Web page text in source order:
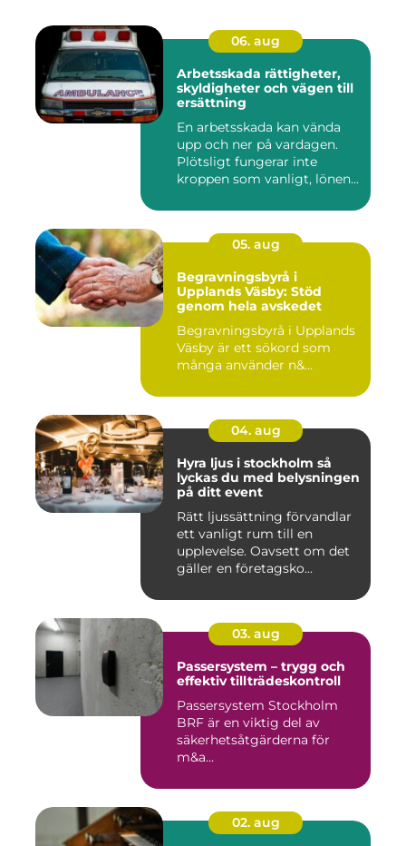
06. aug
Arbetsskada rättigheter,
skyldigheter och vägen till
ersättning
En arbetsskada kan vända
upp och ner på vardagen.
Plötsligt fungerar inte
kroppen som vanligt, lönen...
05. aug
Begravningsbyrå i
Upplands Väsby: Stöd
genom hela avskedet
Begravningsbyrå i Upplands
Väsby är ett sökord som
många använder n&...
04. aug
Hyra ljus i stockholm så
lyckas du med belysningen
på ditt event
Rätt ljussättning förvandlar
ett vanligt rum till en
upplevelse. Oavsett om det
gäller en företagsko...
03. aug
Passersystem – trygg och
effektiv tillträdeskontroll
Passersystem Stockholm
BRF är en viktig del av
säkerhetsåtgärderna för
m&a...
02. aug